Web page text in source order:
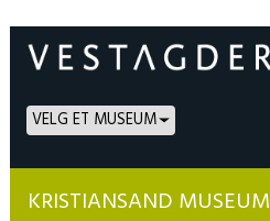
VELG ET MUSEUM
KRISTIANSAND MUSEUM